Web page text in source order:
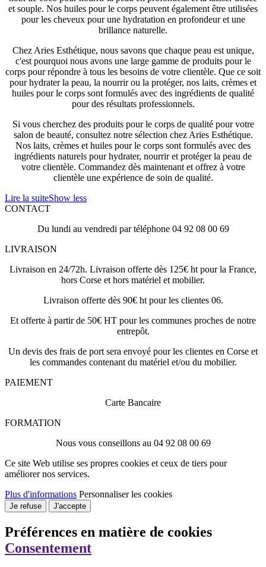
et souple. Nos huiles pour le corps peuvent également être utilisées
pour les cheveux pour une hydratation en profondeur et une
brillance naturelle.
Chez Aries Esthétique, nous savons que chaque peau est unique,
c'est pourquoi nous avons une large gamme de produits pour le
corps pour répondre à tous les besoins de votre clientèle. Que ce soit
pour hydrater la peau, la nourrir ou la protéger, nos laits, crèmes et
huiles pour le corps sont formulés avec des ingrédients de qualité
pour des résultats professionnels.
Si vous cherchez des produits pour le corps de qualité pour votre
salon de beauté, consultez notre sélection chez Aries Esthétique.
Nos laits, crèmes et huiles pour le corps sont formulés avec des
ingrédients naturels pour hydrater, nourrir et protéger la peau de
votre clientèle. Commandez dès maintenant et offrez à votre
clientèle une expérience de soin de qualité.
Lire la suiteShow less
CONTACT
Du lundi au vendredi par téléphone 04 92 08 00 69
LIVRAISON
Livraison en 24/72h. Livraison offerte dès 125€ ht pour la France,
hors Corse et hors matériel et mobilier.
Livraison offerte dès 90€ ht pour les clientes 06.
Et offerte à partir de 50€ HT pour les communes proches de notre
entrepôt.
Un devis des frais de port sera envoyé pour les clientes en Corse et
les commandes contenant du matériel et/ou du mobilier.
PAIEMENT
Carte Bancaire
FORMATION
Nous vous conseillons au 04 92 08 00 69
Ce site Web utilise ses propres cookies et ceux de tiers pour
améliorer nos services.
Plus d'informations Personnaliser les cookies
Je refuse J'accepte
Préférences en matière de cookies
Consentement